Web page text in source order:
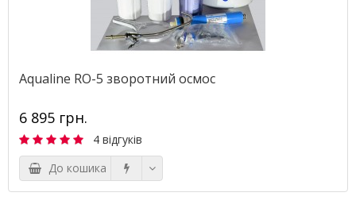
Aqualine RO-5 зворотний осмос
6 895 грн.
4 відгуків
До кошика